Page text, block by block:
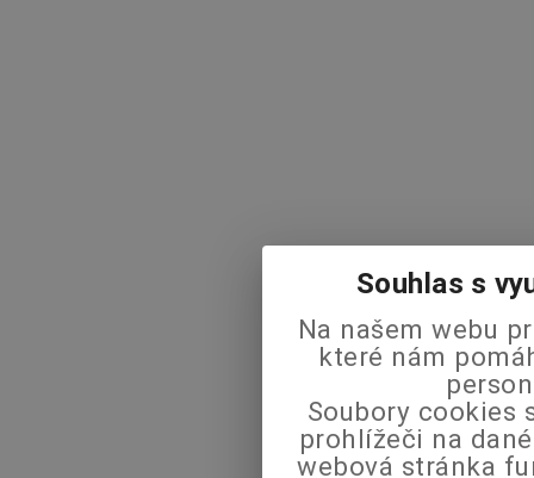
Souhlas s
Na našem webu
které nám
Soubory cookies
prohlížeči na
webová stránka